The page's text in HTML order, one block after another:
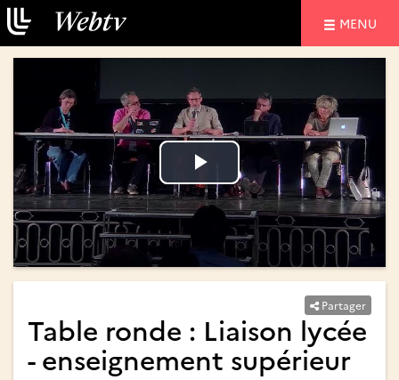
MENU
Lire
vidéo
Lire
vidéo
Partager
Table ronde : Liaison lycée
- enseignement supérieur